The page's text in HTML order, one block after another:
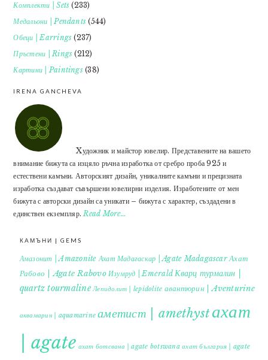
Комплекти | Sets (233)
Медальони | Pendants (544)
Обеци | Earrings (237)
Пръстени | Rings (212)
Картини | Paintings(38)
IRENA GANCHEVA
Xудожник и майстор ювелир. Представените на вашето
внимание бижута са изцяло ръчна изработка от сребро проба 925 и
естествени камъни. Авторският дизайн, уникалните камъни и прецизната
изработка създават съвършени ювелирни изделия. Изработените от мен
бижута с авторски дизайн са уникати – бижута с характер, създадени в
единствен екземпляр.Read More…
КАМЪНИ | GEMS
Амазонит | Amazonite Ахат Мадагаскар | Agate Madagascar Ахат
Рабово | Agate Rabovo Изумруд | Emerald Кварц турмалин |
quartz tourmaline Лепидолит | lepidolite авантюрин | Aventurine
аквамарин | aquamarine аметист | amethystахат
| agate ахат ботсвана | agate botswana ахат българия | agate